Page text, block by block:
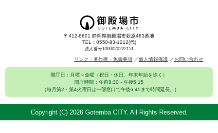
〒412-8601 静岡県御殿場市萩原483番地
TEL：0550-83-1212(代)
法人番号1000020222151
リンク・著作権・免責事項 個人情報保護 お問い合わせ
開庁日：月曜～金曜（祝日・休日、年末年始を除く）
開庁時間：午前8:30～午後5:15
（毎月第2・第4火曜日は一部窓口で午後6:45まで時間延長。)
Copyright (C) 2026 Gotemba CITY. All Rights Reserved.